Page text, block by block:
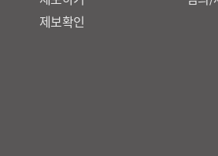
제보확인